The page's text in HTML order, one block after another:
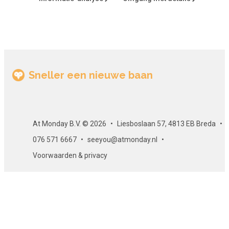
gesprekstechniek met ouders en leerlingen, analyseren van
Lesmaterialen
De cursus bestaat uit verschillende teksten, artikelen en
Sneller een nieuwe baan
At Monday B.V. © 2026
Liesboslaan 57, 4813 EB Breda
076 571 6667
seeyou@atmonday.nl
Voorwaarden & privacy